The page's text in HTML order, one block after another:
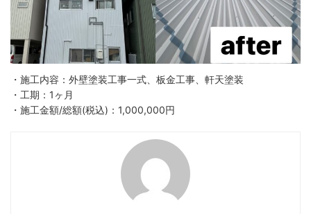
・施工内容：外壁塗装工事一式、板金工事、軒天塗装
・工期：1ヶ月
・施工金額/総額(税込)：1,000,000円